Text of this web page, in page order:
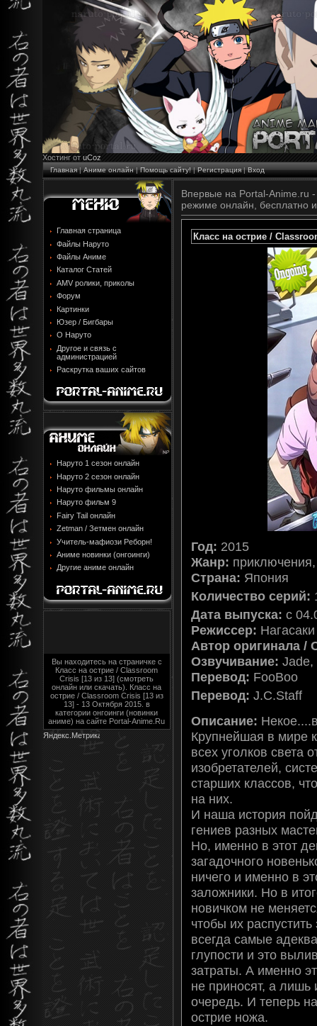
Хостинг от uCoz
Главная|Аниме онлайн|Помощь сайту!|Регистрация|Вход
Главная страница
Файлы Наруто
Файлы Аниме
Каталог Статей
AMV ролики, приколы
Форум
Картинки
Юзер / Бигбары
О Наруто
Другое и связь с
администрацией
Раскрутка ваших сайтов
Наруто 1 сезон онлайн
Наруто 2 сезон онлайн
Наруто фильмы онлайн
Наруто фильм 9
Fairy Tail онлайн
Zetman / Зетмен онлайн
Учитель-мафиози Реборн!
Аниме новинки (онгоинги)
Другие аниме онлайн
Вы находитесь на страничке с
Класс на острие / Classroom
Crisis [13 из 13] (смотреть
онлайн или скачать). Класс на
острие / Classroom Crisis [13 из
13] - 13 Октября 2015. в
категории онгоинги (новинки
аниме) на сайте Portal-Anime.Ru
Впервые на Portal-Anime.ru
режиме онлайн, бесплатно
Класс на острие /
Год: 2015
Жанр:
Страна: Япония
Количество серий:
Дата выпуска: с
Режиссер:
Автор оригинала /
Озвучивание: Jade,
Перевод: FooBoo
Перевод: J.C.Staff
Описание:
Крупнейшая в мире
всех уголков света
изобретателей,
старших классов,
на них.
И наша история
гениев разных
Но, именно в этот
загадочного
ничего и именно в
заложники. Но в
новичком не
чтобы их
всегда самые
глупости и это
затраты. А именно
не приносят, а лишь
очередь. И теперь
острие ножа.